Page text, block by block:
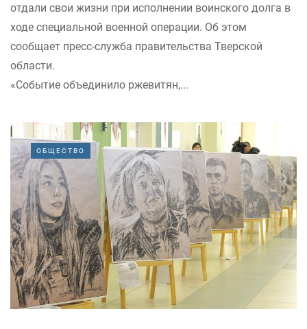
отдали свои жизни при исполнении воинского долга в
ходе специальной военной операции. Об этом
сообщает пресс-служба правительства Тверской
области.
«Событие объединило ржевитян,...
ОБЩЕСТВО